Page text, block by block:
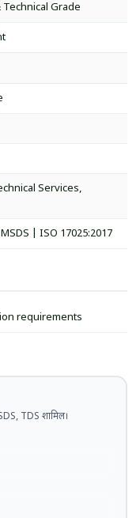
Technical Grade
Services,
| ISO 17025:2017
requirements
TDS शामिल।